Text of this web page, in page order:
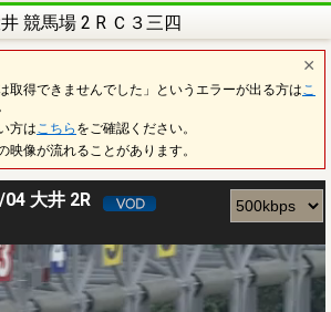
競馬場 2 R Ｃ３三四
取得できませんでした」というエラーが出る方は こ
方は こちら をご確認ください。
映像が流れることがあります。
大井 2R